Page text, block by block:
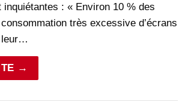
inquiétantes : « Environ 10 % des
très excessive d’écrans
leur…
→